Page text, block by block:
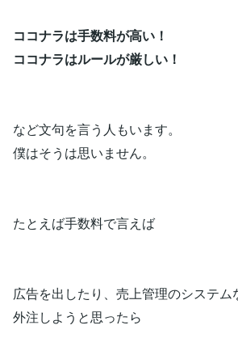
ココナラは手数料が高い！
ココナラはルールが厳しい！
など文句を言う人もいます。
僕はそうは思いません。
たとえば手数料で言えば
広告を出したり、売上管理のシステム
外注しようと思ったら